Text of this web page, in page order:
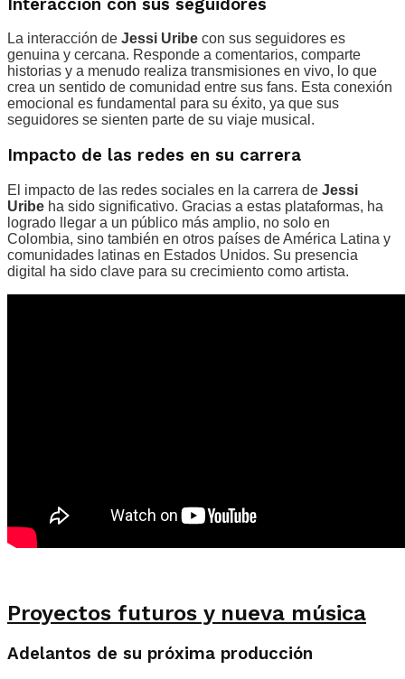
Interacción con sus seguidores
La interacción de Jessi Uribe con sus seguidores es
genuina y cercana. Responde a comentarios, comparte
historias y a menudo realiza transmisiones en vivo, lo que
crea un sentido de comunidad entre sus fans. Esta conexión
emocional es fundamental para su éxito, ya que sus
seguidores se sienten parte de su viaje musical.
Impacto de las redes en su carrera
El impacto de las redes sociales en la carrera de Jessi
Uribe ha sido significativo. Gracias a estas plataformas, ha
logrado llegar a un público más amplio, no solo en
Colombia, sino también en otros países de América Latina y
comunidades latinas en Estados Unidos. Su presencia
digital ha sido clave para su crecimiento como artista.
Proyectos futuros y nueva música
Adelantos de su próxima producción